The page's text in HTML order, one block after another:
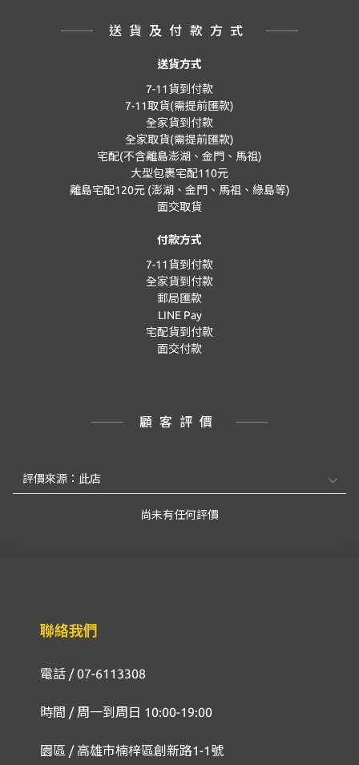
送貨及付款方式
送貨方式
7-11貨到付款
7-11取貨(需提前匯款)
全家貨到付款
全家取貨(需提前匯款)
宅配(不含離島澎湖、金門、馬祖)
大型包裹宅配110元
離島宅配120元 (澎湖、金門、馬祖、綠島等)
面交取貨
付款方式
7-11貨到付款
全家貨到付款
郵局匯款
LINE Pay
宅配貨到付款
面交付款
顧客評價
尚未有任何評價
聯絡我們
電話 / 07-6113308
時間 / 周一到周日 10:00-19:00
園區 / 高雄市楠梓區創新路1-1號